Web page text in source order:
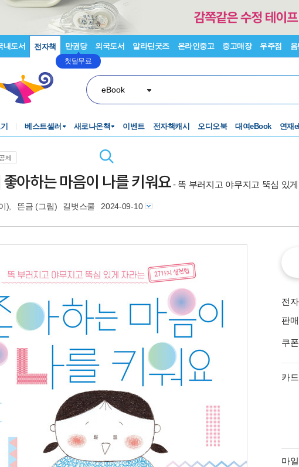
내도서 전자책 만권당
첫달무료
외국도서 알라딘굿즈 온라인중고 중고매장 우주점
eBook
베스트셀러 새로나온책 이벤트 전자책캐시 오디오북 대여eBook 연재
제
아하는 마음이 나를 키워요- 똑 부러지고 야무지고 뚝심 있
), 뜬금 (그림) 길벗스쿨 2024-09-10
전
판
쿠
카
마